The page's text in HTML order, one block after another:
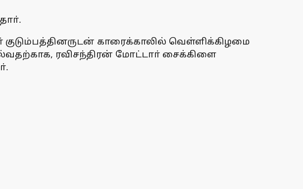
குடும்பத்தினருடன் காரைக்காலில் வெள்ளிக்கிழமை
ரவிசந்திரன் மோட்டாா் சைக்கிளை